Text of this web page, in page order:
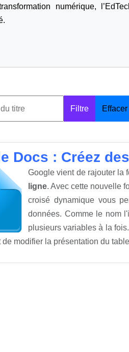
numérique,
Filtre Effacer
Docs : Créez
Google vient de rajouter la
ligne. Avec cette nouvelle
croisé dynamique vous
données. Comme le nom
plusieurs variables à la
de modifier la présentation du